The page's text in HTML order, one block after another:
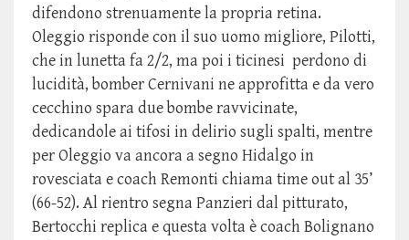
difendono strenuamente la propria retina.
Oleggio risponde con il suo uomo migliore, Pilotti,
che in lunetta fa 2/2, ma poi i ticinesi perdono di
lucidità, bomber Cernivani ne approfitta e da vero
cecchino spara due bombe ravvicinate,
dedicandole ai tifosi in delirio sugli spalti, mentre
per Oleggio va ancora a segno Hidalgo in
rovesciata e coach Remonti chiama time out al 35’
(66-52). Al rientro segna Panzieri dal pitturato,
Bertocchi replica e questa volta è coach Bolignano